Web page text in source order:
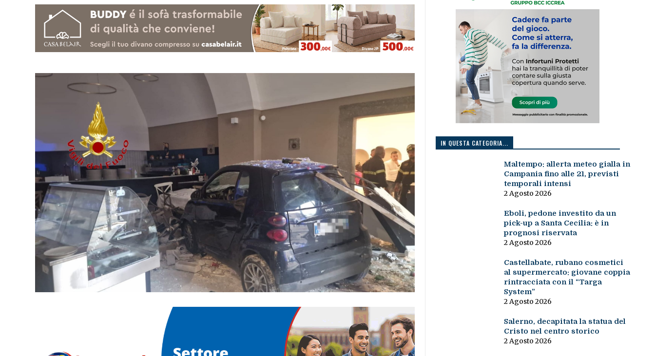
IN QUESTA CATEGORIA...
Maltempo: allerta meteo gialla in
Campania fino alle 21, previsti
temporali intensi
2 Agosto 2026
Eboli, pedone investito da un
pick-up a Santa Cecilia: è in
prognosi riservata
2 Agosto 2026
Castellabate, rubano cosmetici
al supermercato: giovane coppia
rintracciata con il “Targa
System”
2 Agosto 2026
Salerno, decapitata la statua del
Cristo nel centro storico
2 Agosto 2026